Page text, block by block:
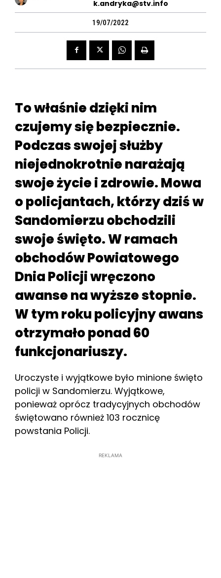
k.andryka@stv.info
19/07/2022
To właśnie dzięki nim
czujemy się bezpiecznie.
Podczas swojej służby
niejednokrotnie narażają
swoje życie i zdrowie. Mowa
o policjantach, którzy dziś w
Sandomierzu obchodzili
swoje święto. W ramach
obchodów Powiatowego
Dnia Policji wręczono
awanse na wyższe stopnie.
W tym roku policyjny awans
otrzymało ponad 60
funkcjonariuszy.
Uroczyste i wyjątkowe było minione święto
policji w Sandomierzu. Wyjątkowe,
ponieważ oprócz tradycyjnych obchodów
świętowano również 103 rocznicę
powstania Policji.
REKLAMA